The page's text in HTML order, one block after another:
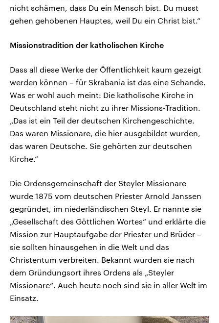
nicht schämen, dass Du ein Mensch bist. Du musst
gehen gehobenen Hauptes, weil Du ein Christ bist.“
Missionstradition der katholischen Kirche
Dass all diese Werke der Öffentlichkeit kaum gezeigt
werden können – für Skrabania ist das eine Schande.
Was er wohl auch meint: Die katholische Kirche in
Deutschland steht nicht zu ihrer Missions-Tradition.
„Das ist ein Teil der deutschen Kirchengeschichte.
Das waren Missionare, die hier ausgebildet wurden,
das waren Deutsche. Sie gehörten zur deutschen
Kirche.“
Die Ordensgemeinschaft der Steyler Missionare
wurde 1875 vom deutschen Priester Arnold Janssen
gegründet, im niederländischen Steyl. Er nannte sie
„Gesellschaft des Göttlichen Wortes“ und erklärte die
Mission zur Hauptaufgabe der Priester und Brüder –
sie sollten hinausgehen in die Welt und das
Christentum verbreiten. Bekannt wurden sie nach
dem Gründungsort ihres Ordens als „Steyler
Missionare“. Auch heute noch sind sie in aller Welt im
Einsatz.